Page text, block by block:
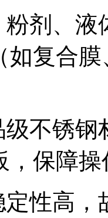
剂、液
如复合
不锈钢
，保障
性高，